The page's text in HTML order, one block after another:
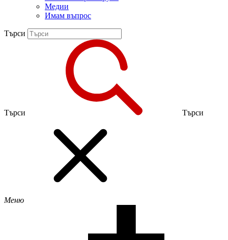
Медии
Имам въпрос
Търси
Търси Търси
Меню